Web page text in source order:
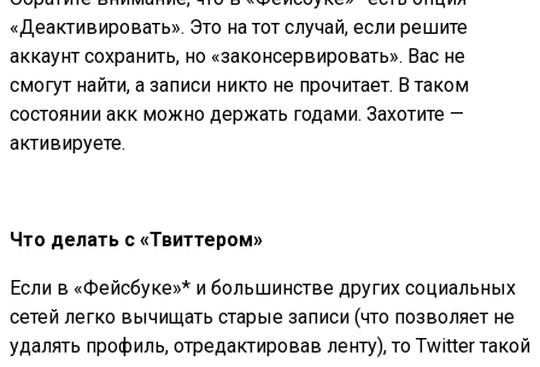
«Деактивировать». Это на тот случай, если решите
аккаунт сохранить, но «законсервировать». Вас не
смогут найти, а записи никто не прочитает. В таком
состоянии акк можно держать годами. Захотите —
активируете.
Что делать с «Твиттером»
Если в «Фейсбуке»* и большинстве других социальных
сетей легко вычищать старые записи (что позволяет не
удалять профиль, отредактировав ленту), то Twitter такой